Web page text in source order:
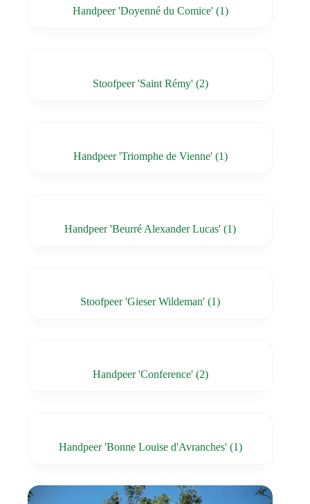
Handpeer 'Doyenné du Comice' (1)
Stoofpeer 'Saint Rémy' (2)
Handpeer 'Triomphe de Vienne' (1)
Handpeer 'Beurré Alexander Lucas'(1)
Stoofpeer 'Gieser Wildeman'(1)
Handpeer 'Conference' (2)
Handpeer 'Bonne Louise d'Avranches' (1)